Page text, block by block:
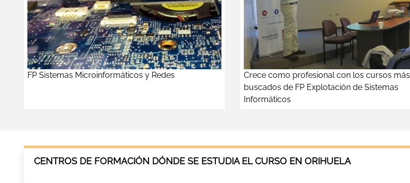
FP Sistemas Microinformáticos y Redes
Crece como profesional con los cursos más
buscados de FP Explotación de Sistemas
Informáticos
CENTROS DE FORMACIÓN DÓNDE SE ESTUDIA EL CURSO EN ORIHUELA